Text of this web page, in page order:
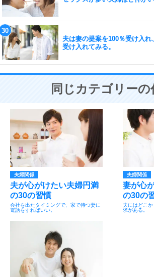
夫は妻の提案を100％受け入れ
受け入れてみる。
同じカテゴリーの
夫婦関係
夫が心がけたい夫婦円満
の30の習慣
会社を出たタイミングで、家で待つ妻に
電話をすればいい。
夫婦関係
妻が心
の30の
夫にはどこ
求がある。